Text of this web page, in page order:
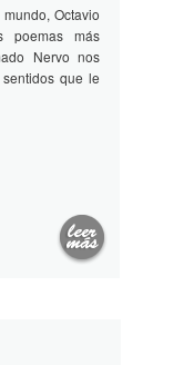
Octavio
poemas más
Nervo nos
que le